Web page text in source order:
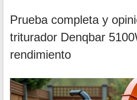
Prueba completa y
triturador Denqbar
rendimiento